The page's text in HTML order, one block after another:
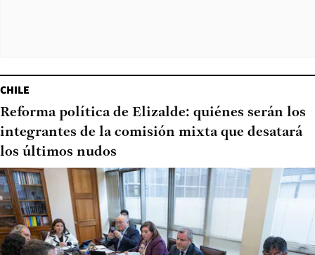
CHILE
Reforma política de Elizalde: quiénes serán los
integrantes de la comisión mixta que desatará
los últimos nudos